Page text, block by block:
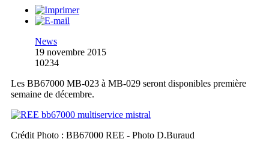
News
19 novembre 2015
10234
Les BB67000 MB-023 à MB-029 seront disponibles première
semaine de décembre.
Crédit Photo : BB67000 REE - Photo D.Buraud